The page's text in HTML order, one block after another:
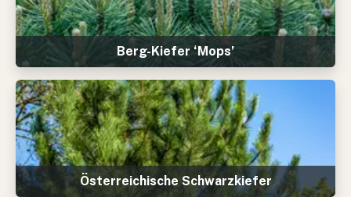
Berg-Kiefer ‘Mops’
Österreichische Schwarzkiefer